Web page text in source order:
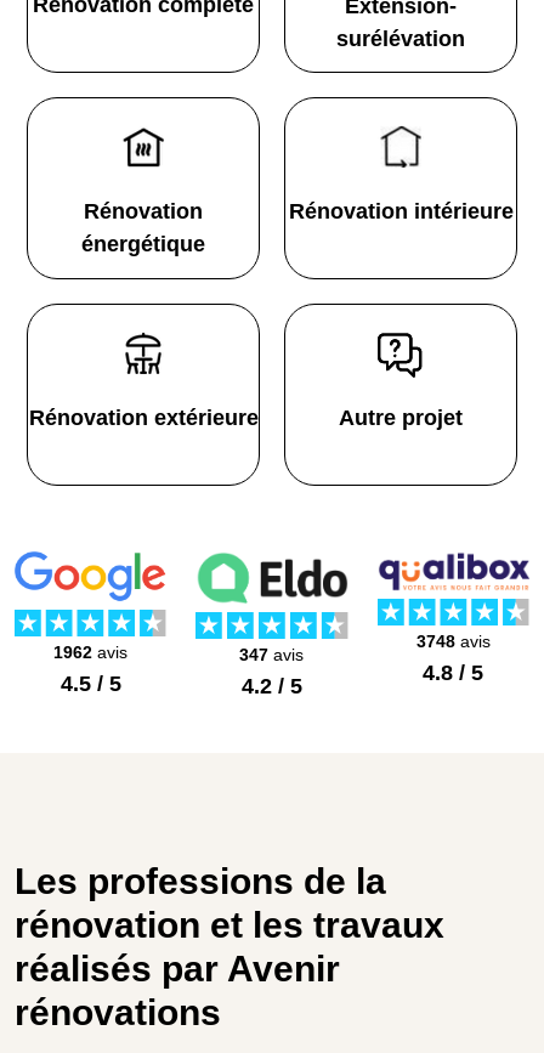
Extension-
surélévation
Rénovation
énergétique
Rénovation intérieure
Rénovation extérieure Autre projet
1962 avis
4.5 / 5
347 avis
4.2 / 5
3748avis
4.8 / 5
Les professions de la
rénovation et les travaux
réalisés par Avenir
rénovations